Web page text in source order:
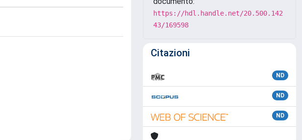
https://hdl.handle.net/20.500.142
43/169598
Citazioni
ND
ND
ND